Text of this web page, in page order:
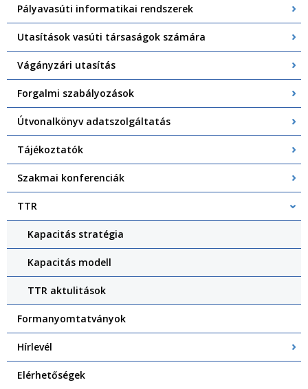
Pályavasúti informatikai rendszerek
Utasítások vasúti társaságok számára
Vágányzári utasítás
Forgalmi szabályozások
Útvonalkönyv adatszolgáltatás
Tájékoztatók
Szakmai konferenciák
TTR
Kapacitás stratégia
Kapacitás modell
TTR aktulitások
Formanyomtatványok
Hírlevél
Elérhetőségek